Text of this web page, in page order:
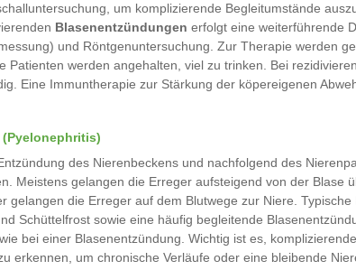
um komplizierende Begleitumstände
Blasenentzündungen erfolgt eine weiterführende
und Röntgenuntersuchung. Zur Therapie werden
Patienten werden angehalten, viel zu trinken. Bei
Eine Immuntherapie zur Stärkung der köpereigenen
des Nierenbeckens und nachfolgend des
Meistens gelangen die Erreger aufsteigend von der Blase
gelangen die Erreger auf dem Blutwege zur Niere.
Schüttelfrost sowie eine häufig begleitende
bei einer Blasenentzündung. Wichtig ist es,
erkennen, um chronische Verläufe oder eine bleibende